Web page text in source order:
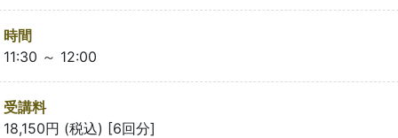
時間
11:30 ～ 12:00
受講料
18,150円 (税込) [6回分]